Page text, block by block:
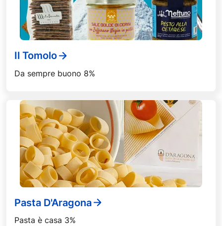
Il Tomolo
Da sempre buono 8%
Pasta D'Aragona
Pasta è casa 3%